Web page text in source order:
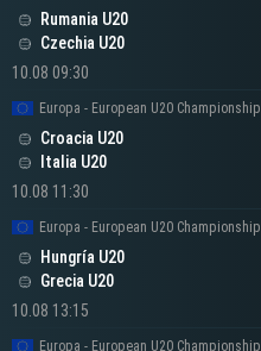
Rumania U20
Czechia U20
10.08 09:30
Europa - European U20 Championship
Croacia U20
Italia U20
10.08 11:30
Europa - European U20 Championship
Hungría U20
Grecia U20
10.08 13:15
Europa - European U20 Championship